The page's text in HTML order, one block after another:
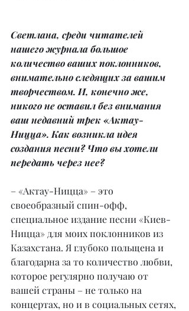
Светлана, среди читателей
нашего журнала большое
количество ваших поклонников,
внимательно следящих за вашим
творчеством. И, конечно же,
никого не оставил без внимания
ваш недавний трек «Актау-
Ницца». Как возникла идея
создания песни? Что вы хотели
передать через нее?
– «Актау-Ницца» – это
своеобразный спин-офф,
специальное издание песни «Киев-
Ницца» для моих поклонников из
Казахстана. Я глубоко польщена и
благодарна за то количество любви,
которое регулярно получаю от
вашей страны – не только на
концертах, но и в социальных сетях,